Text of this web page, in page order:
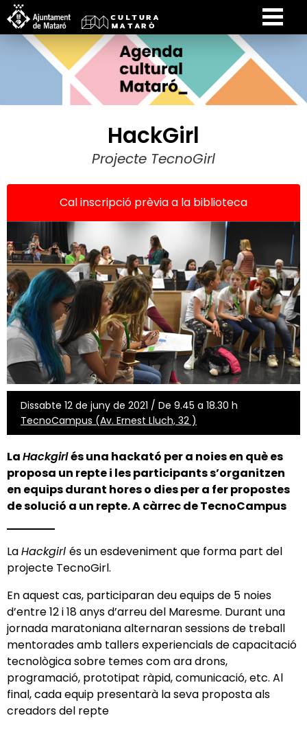
HackGirl
Projecte TecnoGirl
Cal inscripció prèvia a la biblioteca
Dissabte 12 de juny de 2021 / De 9.45 a 18.30 h
TecnoCampus (Av. Ernest Lluch, 32 )
LaHackgirlés una hackató per a noies en què es
proposa un repte i les participants s’organitzen
en equips durant hores o dies per a fer propostes
de solució a un repte. A càrrec deTecnoCampus
LaHackgirl és un esdeveniment que forma part del
projecte TecnoGirl.
En aquest cas, participaran deu equips de 5 noies
d’entre 12 i 18 anys d’arreu del Maresme. Durant una
jornada maratoniana alternaran sessions de treball
mentorades amb tallers experiencials de capacitació
tecnològica sobre temes com ara drons,
programació, prototipat ràpid, comunicació, etc. Al
final, cada equip presentarà la seva proposta als
creadors del repte